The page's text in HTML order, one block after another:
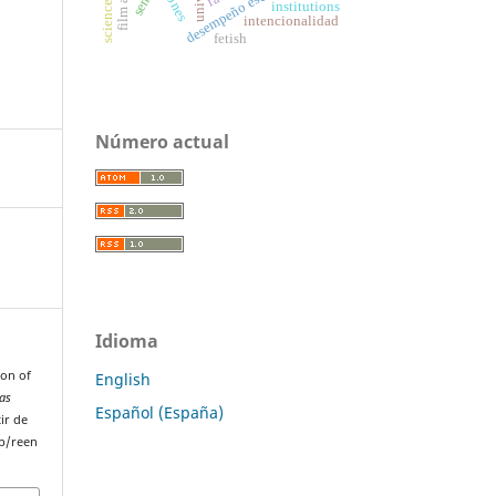
of
de
reen
institutions
fetish
intencionalidad
Número actual
Idioma
English
Español (España)